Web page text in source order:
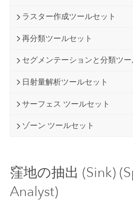
ラスター作成ツールセット
再分類ツールセット
セグメンテーションと分類ツー
日射量解析ツールセット
サーフェス ツールセット
ゾーン ツールセット
窪地の抽出 (Sink)
Analyst)